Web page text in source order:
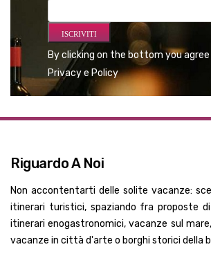
By clicking on the bottom you
Privacy e Policy
Riguardo A Noi
Non accontentarti delle solite vacanze:
itinerari turistici, spaziando fra proposte
itinerari enogastronomici, vacanze sul
vacanze in città d'arte o borghi storici della